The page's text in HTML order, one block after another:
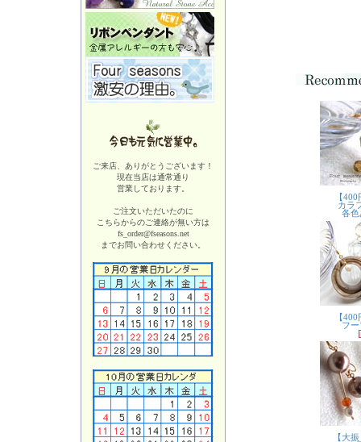
ご来店、ありがとうございます！
現在当店は通常通り
営業しております。
ご注文いただいたのに
こちらからのご連絡が無い方は
fs_order@fseasons.net
までお問い合わせください。